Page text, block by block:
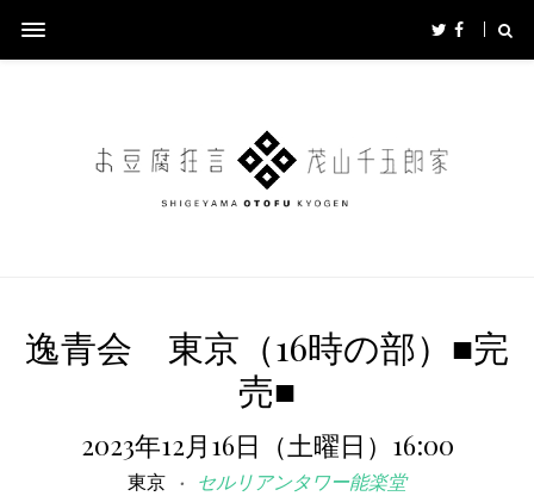
逸青会 東京（16時の部）■完
売■
2023年12月16日（土曜日）16:00
東京 セルリアンタワー能楽堂